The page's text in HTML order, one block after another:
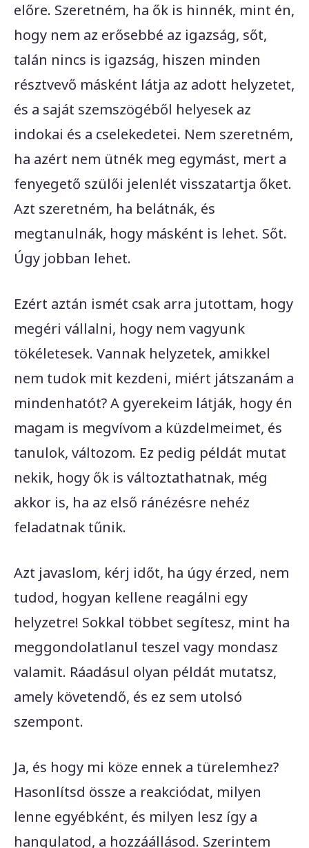
előre. Szeretném, ha ők is hinnék, mint én,
hogy nem az erősebbé az igazság, sőt,
talán nincs is igazság, hiszen minden
résztvevő másként látja az adott helyzetet,
és a saját szemszögéből helyesek az
indokai és a cselekedetei. Nem szeretném,
ha azért nem ütnék meg egymást, mert a
fenyegető szülői jelenlét visszatartja őket.
Azt szeretném, ha belátnák, és
megtanulnák, hogy másként is lehet. Sőt.
Úgy jobban lehet.
Ezért aztán ismét csak arra jutottam, hogy
megéri vállalni, hogy nem vagyunk
tökéletesek. Vannak helyzetek, amikkel
nem tudok mit kezdeni, miért játszanám a
mindenhatót? A gyerekeim látják, hogy én
magam is megvívom a küzdelmeimet, és
tanulok, változom. Ez pedig példát mutat
nekik, hogy ők is változtathatnak, még
akkor is, ha az első ránézésre nehéz
feladatnak tűnik.
Azt javaslom, kérj időt, ha úgy érzed, nem
tudod, hogyan kellene reagálni egy
helyzetre! Sokkal többet segítesz, mint ha
meggondolatlanul teszel vagy mondasz
valamit. Ráadásul olyan példát mutatsz,
amely követendő, és ez sem utolsó
szempont.
Ja, és hogy mi köze ennek a türelemhez?
Hasonlítsd össze a reakciódat, milyen
lenne egyébként, és milyen lesz így a
hangulatod, a hozzáállásod. Szerintem